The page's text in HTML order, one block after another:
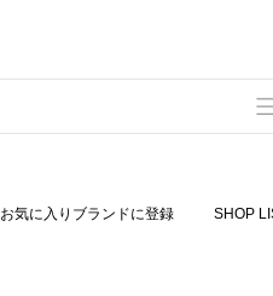
お気に入りブランドに登録 SHOP